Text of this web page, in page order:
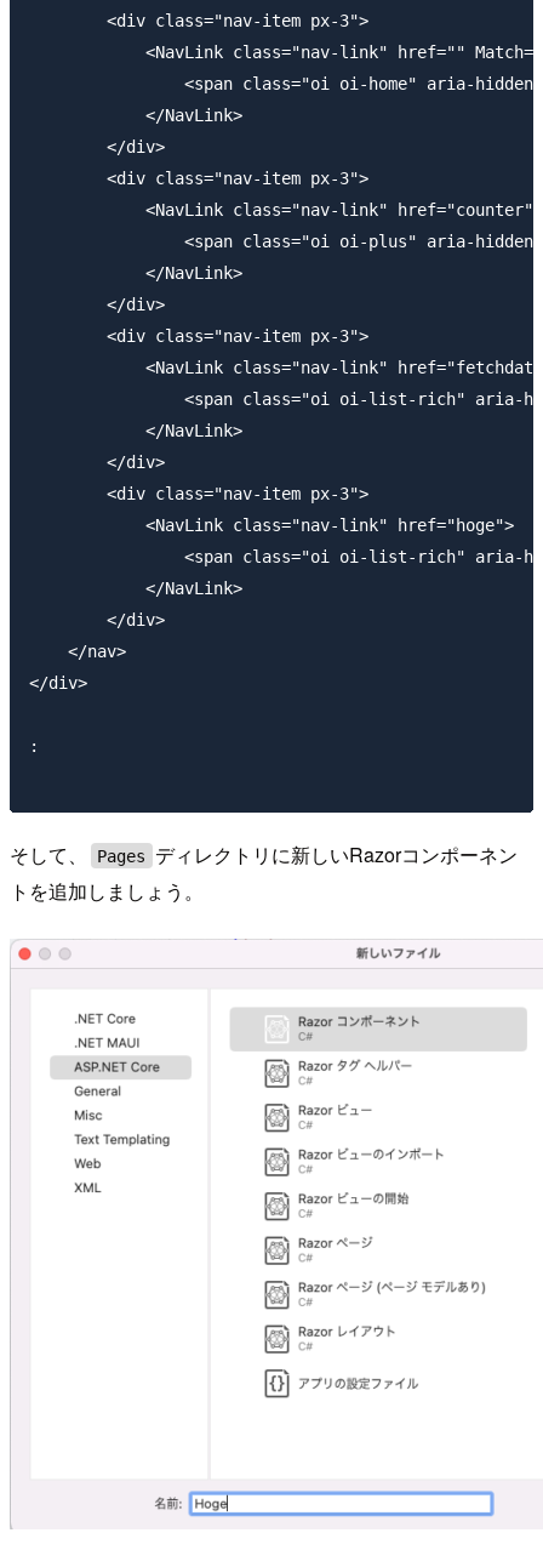
        <div class="nav-item px-3">
<NavLink class="nav-link" href=""
<span class="oi oi-home" aria-
            </NavLink>
        </div>
        <div class="nav-item px-3">
            <NavLink class="nav-link" href="counter">
<span class="oi oi-plus" aria-
            </NavLink>
        </div>
        <div class="nav-item px-3">
<NavLink class="nav-link"
<span class="oi oi-list-rich" aria-
            </NavLink>
        </div>
        <div class="nav-item px-3">
            <NavLink class="nav-link" href="hoge">
<span class="oi oi-list-rich" aria-
            </NavLink>
        </div>
    </nav>
</div>
:
そして、 Pages
ディレクトリに新しいRazorコンポーネン
トを追加しましょう。